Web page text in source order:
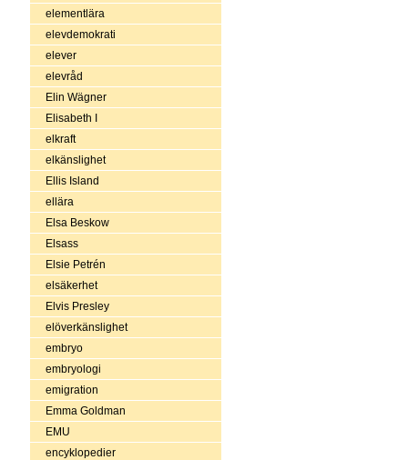
elementlära
elevdemokrati
elever
elevråd
Elin Wägner
Elisabeth I
elkraft
elkänslighet
Ellis Island
ellära
Elsa Beskow
Elsass
Elsie Petrén
elsäkerhet
Elvis Presley
elöverkänslighet
embryo
embryologi
emigration
Emma Goldman
EMU
encyklopedier